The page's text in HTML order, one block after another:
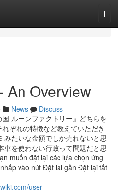
An Overview
News
Discuss
国 ルーンファクトリー』どちらを
ぞれの特徴など教えていただき
みたいな金額でしか売れないと思
車を使わない行政って問題だと思
muốn đặt lại các lựa chọn ứng
vào nút Đặt lại gần Đặt lại tất
user